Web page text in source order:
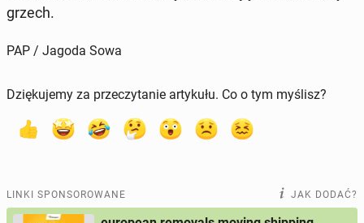
grzech.
PAP / Jagoda Sowa
Dziękujemy za przeczytanie artykułu. Co o tym myślisz?
LINKI SPONSOROWANE JAK DODAĆ?